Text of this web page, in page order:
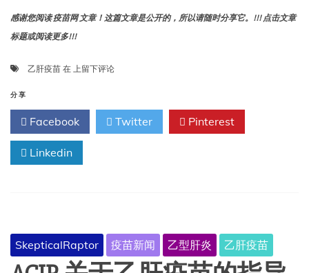
感谢您阅读 疫苗网 文章！这篇文章是公开的，所以请随时分享它。!!! 点击文章
标题或阅读更多!!!
乙肝疫苗 在 最
究
发
现，
生
肝
疫
苗
上留下评论
分享
Facebook Twitter Pinterest
Linkedin
SkepticalRaptor 疫苗新闻 乙型肝炎 乙肝疫苗